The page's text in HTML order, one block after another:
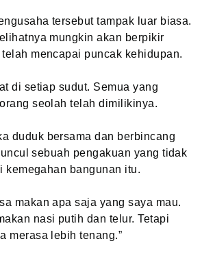
tersebut tampak luar biasa.
mungkin akan berpikir
mencapai puncak kehidupan.
di setiap sudut. Semua yang
seolah telah dimilikinya.
duduk bersama dan berbincang
sebuah pengakuan yang tidak
kemegahan bangunan itu.
makan apa saja yang saya mau.
nasi putih dan telur. Tetapi
merasa lebih tenang.”